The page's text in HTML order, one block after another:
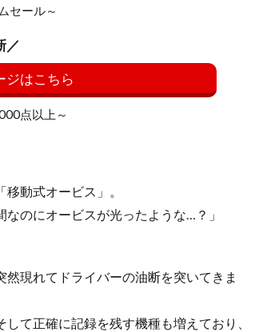
セール～
／
ジはこちら
点以上～
動式オービス」。
のにオービスが光ったような…？」
現れてドライバーの油断を突いてきま
て正確に記録を残す機種も増えており、